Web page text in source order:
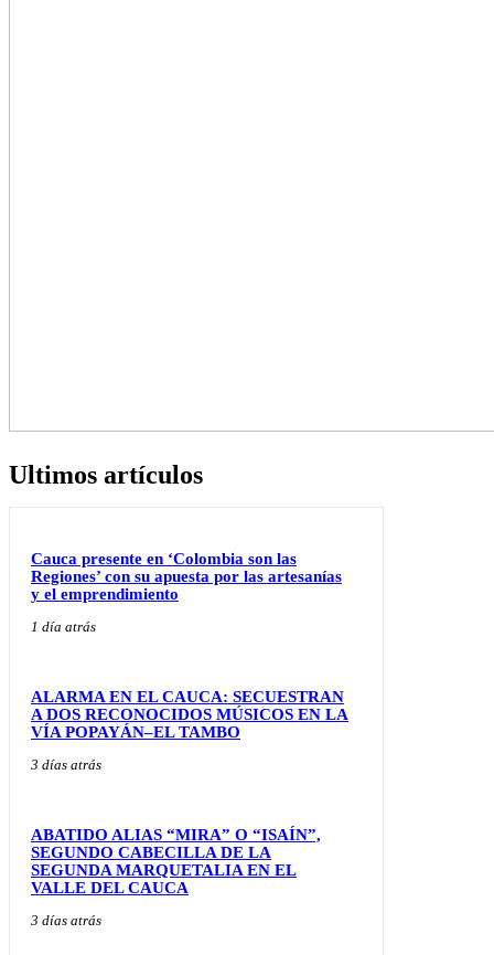
Ultimos artículos
Cauca presente en ‘Colombia son las
Regiones’ con su apuesta por las artesanías
y el emprendimiento
1 día atrás
ALARMA EN EL CAUCA: SECUESTRAN
A DOS RECONOCIDOS MÚSICOS EN LA
VÍA POPAYÁN–EL TAMBO
3 días atrás
ABATIDO ALIAS “MIRA” O “ISAÍN”,
SEGUNDO CABECILLA DE LA
SEGUNDA MARQUETALIA EN EL
VALLE DEL CAUCA
3 días atrás